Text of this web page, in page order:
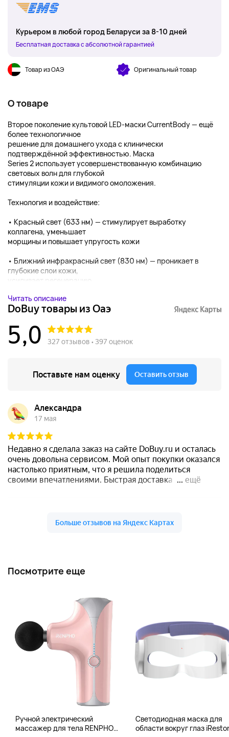
Курьером в любой город Беларуси за 8-10 дней
Бесплатная доставка с абсолютной гарантией
Товар из ОАЭ Оригинальный товар
О товаре
Второе поколение культовой LED-маски CurrentBody — ещё
более технологичное
решение для домашнего ухода с клинически
подтверждённой эффективностью. Маска
Series 2 использует усовершенствованную комбинацию
световых волн для глубокой
стимуляции кожи и видимого омоложения.
Технология и воздействие:
• Красный свет (633 нм) — стимулирует выработку
коллагена, уменьшает
морщины и повышает упругость кожи
• Ближний инфракрасный свет (830 нм) — проникает в
глубокие слои кожи,
усиливает регенерацию...
Читать описание
Посмотрите еще
Ручной электрический
массажер для тела RENPHO
Светодиодная маска для
области вокруг глаз